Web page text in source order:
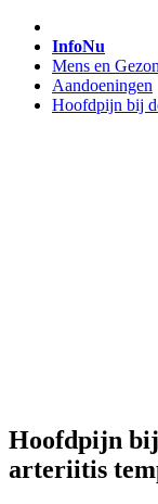
InfoNu
Mens en
Aandoeningen
Hoofdpijn bij
Hoofdpijn bij
arteriitis